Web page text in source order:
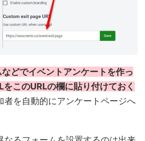
どでイベントアンケートを作っ
このURLの欄に貼り付けておく
者を自動的にアンケートページへ